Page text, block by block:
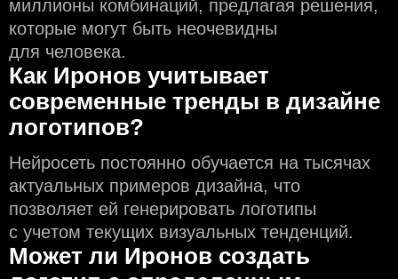
миллионы комбинаций, предлагая решения,
которые могут быть неочевидны
для человека.
Как Иронов учитывает
современные тренды в дизайне
логотипов?
Нейросеть постоянно обучается на тысячах
актуальных примеров дизайна, что
позволяет ей генерировать логотипы
с учeтом текущих визуальных тенденций.
Может ли Иронов создать